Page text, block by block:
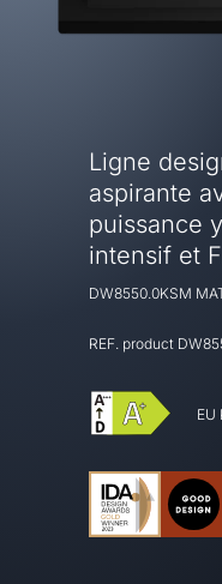
Ligne
aspirante
puissance
intensif et
DW8550.0KSM
REF. product
EU